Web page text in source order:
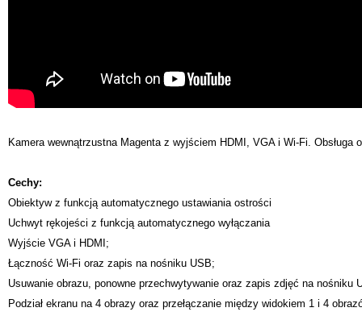
Kamera wewnątrzustna Magenta z wyjściem HDMI, VGA i Wi-Fi.
Cechy:
Obiektyw z funkcją automatycznego ustawiania ostrości
Uchwyt rękojeści z funkcją automatycznego wyłączania
Wyjście VGA i HDMI;
Łączność Wi-Fi oraz zapis na nośniku USB;
Usuwanie obrazu, ponowne przechwytywanie oraz zapis zdjęć na nośniku
Podział ekranu na 4 obrazy oraz przełączanie między widokiem 1 i 4